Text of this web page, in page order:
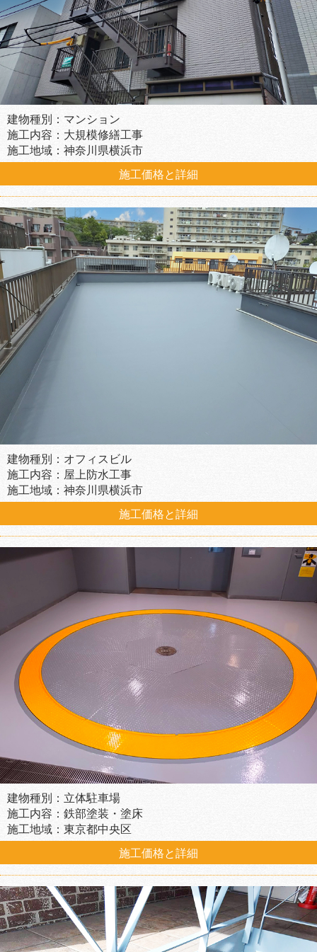
建物種別：マンション
施工内容：大規模修繕工事
施工地域：神奈川県横浜市
施工価格と詳細
建物種別：オフィスビル
施工内容：屋上防水工事
施工地域：神奈川県横浜市
施工価格と詳細
建物種別：立体駐車場
施工内容：鉄部塗装・塗床
施工地域：東京都中央区
施工価格と詳細